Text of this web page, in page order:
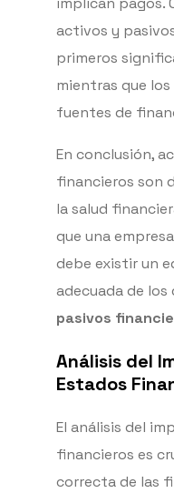
activos y
primeros
mientras que
fuentes de
En conclusión,
financieros son
la salud
que una
debe existir un
adecuada de
pasivos
Análisis del
Estados
El análisis del
financieros es
correcta de las